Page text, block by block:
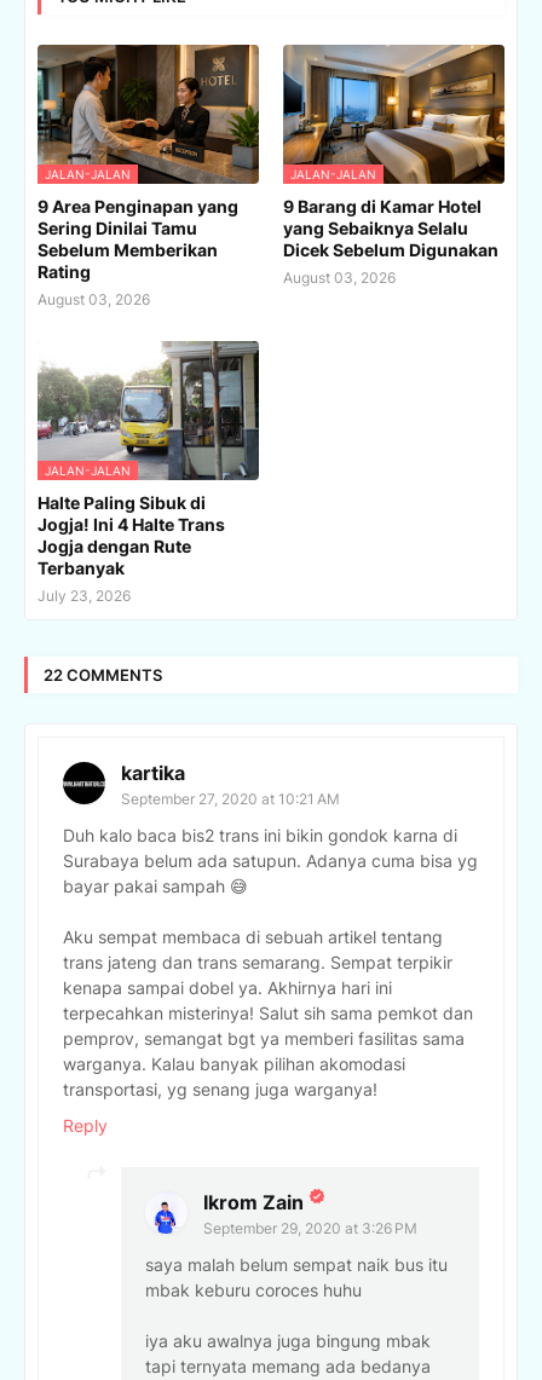
JALAN-JALAN
9 Area Penginapan yang
Sering Dinilai Tamu
Sebelum Memberikan
Rating
August 03, 2026
JALAN-JALAN
9 Barang di Kamar Hotel
yang Sebaiknya Selalu
Dicek Sebelum Digunakan
August 03, 2026
JALAN-JALAN
Halte Paling Sibuk di
Jogja! Ini 4 Halte Trans
Jogja dengan Rute
Terbanyak
July 23, 2026
22 COMMENTS
kartika
September 27, 2020 at 10:21 AM
Duh kalo baca bis2 trans ini bikin gondok karna di
Surabaya belum ada satupun. Adanya cuma bisa yg
bayar pakai sampah 😅
Aku sempat membaca di sebuah artikel tentang
trans jateng dan trans semarang. Sempat terpikir
kenapa sampai dobel ya. Akhirnya hari ini
terpecahkan misterinya! Salut sih sama pemkot dan
pemprov, semangat bgt ya memberi fasilitas sama
warganya. Kalau banyak pilihan akomodasi
transportasi, yg senang juga warganya!
Reply
Ikrom Zain
September 29, 2020 at 3:26 PM
saya malah belum sempat naik bus itu
mbak keburu coroces huhu
iya aku awalnya juga bingung mbak
tapi ternyata memang ada bedanya